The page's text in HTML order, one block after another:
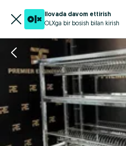
Ilovada davom ettirish
OLXga bir bosish bilan kirish